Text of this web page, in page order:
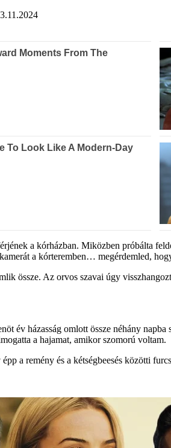
a kórházban. Miközben próbálta
a kórteremben… megérdemled,
össze. Az orvos szavai úgy
év házasság omlott össze néhány
a hajamat, amikor szomorú voltam.
a remény és a kétségbeesés közötti